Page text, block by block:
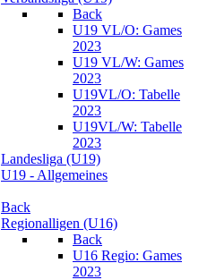
Back
U19 VL/O: Games
2023
U19 VL/W: Games
2023
U19VL/O: Tabelle
2023
U19VL/W: Tabelle
2023
Landesliga (U19)
U19 - Allgemeines
Back
Regionalligen (U16)
Back
U16 Regio: Games
2023